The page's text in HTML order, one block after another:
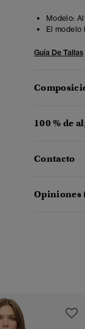
Modelo:
El modelo
Guía De Tallas
100 % de
Contacto
Opiniones